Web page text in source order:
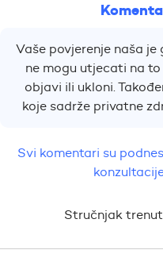
Vaše povjerenje naša
ne mogu utjecati na
objavi ili ukloni.
koje sadrže privatne
Svi komentari su
Stručnjak